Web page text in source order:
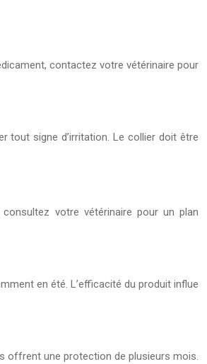
contactez votre vétérinaire pour
tout signe d’irritation. Le collier doit être
votre vétérinaire pour un plan
en été. L’efficacité du produit influe
offrent une protection de plusieurs mois.